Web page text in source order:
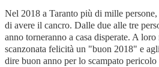
Nel 2018 a Taranto più di mille
di avere il cancro. Dalle due alle tre
anno torneranno a casa disperate. A
scanzonata felicità un "buon 2018" e
dire buon anno per lo scampato